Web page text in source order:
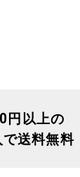
円以上の
で送料無料